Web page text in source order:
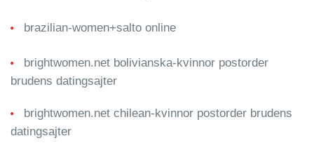
brazilian-women+salto online
brightwomen.net bolivianska-kvinnor postorder
brudens datingsajter
brightwomen.net chilean-kvinnor postorder brudens
datingsajter